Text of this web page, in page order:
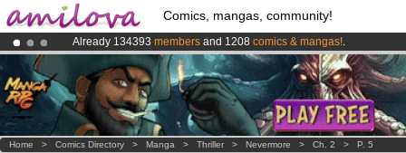
Comics, mangas, community!
Already 134393 members and 1208 comics & mangas!.
Premium membership from3.95 eurosper month !Get membership
AmilovaKickstarter is now LIVE!.
Home > Comics Directory > Manga > Thriller > Nevermore > Ch. 2 > P. 5